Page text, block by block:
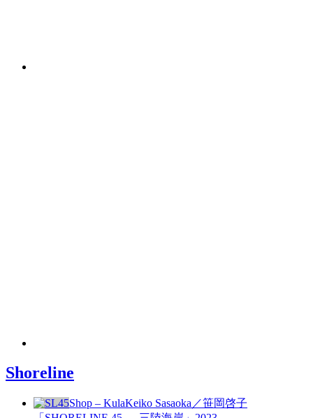
Shoreline
Shop – KulaKeiko Sasaoka／笹岡啓子